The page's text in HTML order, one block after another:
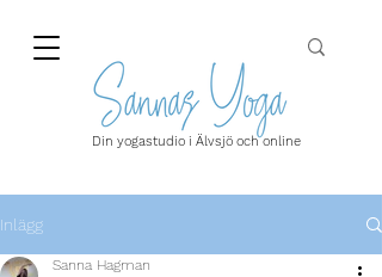
Din yogastudio i Älvsjö och online
Inlägg
Sanna Hagman